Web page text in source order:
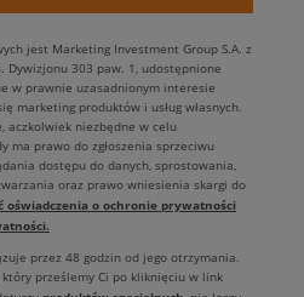
jest Marketing Investment Group S.A. z
Dywizjonu 303 paw. 1, udostępnione
w prawnie uzasadnionym interesie
marketing produktów i usług własnych.
aczkolwiek niezbędne w celu
ma prawo do zgłoszenia sprzeciwu
dostępu do danych, sprostowania,
oraz prawo wniesienia skargi do
oświadczenia o ochronie prywatności
przez 48 godzin od jego otrzymania.
prześlemy Ci po kliknięciu w link